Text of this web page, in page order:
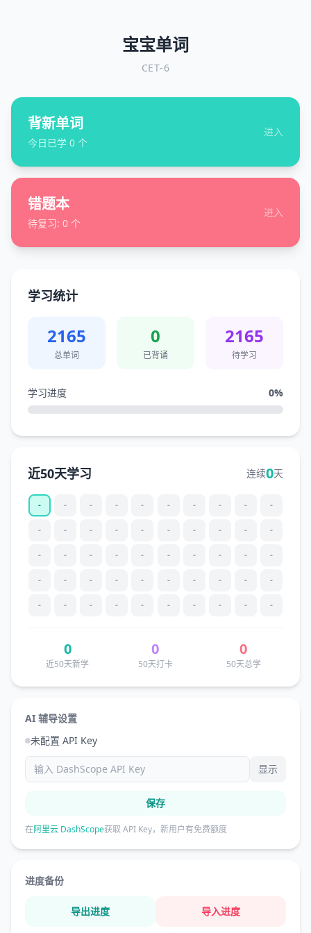
宝宝单词
CET-6
背新单词
今日已学 0 个
进入
错题本
待复习: 0 个
进入
学习统计
2165
总单词
0
已背诵
2165
待学习
学习进度 0%
近50天学习 连续0天
- - - - - - - - - -
- - - - - - - - - -
- - - - - - - - - -
- - - - - - - - - -
- - - - - - - - - -
0
近50天新学
0
50天打卡
0
50天总学
AI 辅导设置
未配置 API Key
显示
保存
在阿里云 DashScope获取 API Key，新用户有免费额度
进度备份
导出进度 导入进度